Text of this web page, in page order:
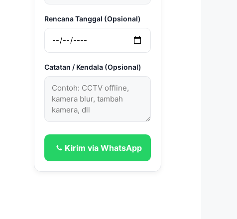
Rencana Tanggal (Opsional)
Catatan / Kendala (Opsional)
Kirim via WhatsApp